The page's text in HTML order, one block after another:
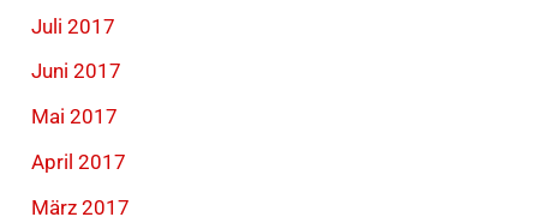
Juli 2017
Juni 2017
Mai 2017
April 2017
März 2017